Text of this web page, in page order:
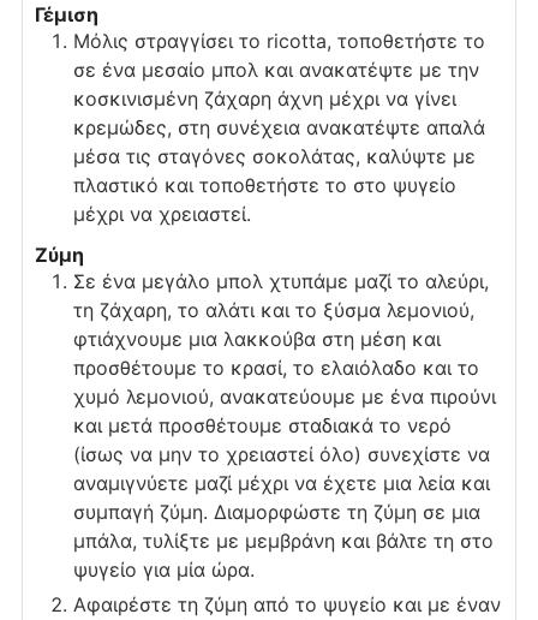
Γέμιση
Μόλις στραγγίσει το ricotta, τοποθετήστε το
σε ένα μεσαίο μπολ και ανακατέψτε με την
κοσκινισμένη ζάχαρη άχνη μέχρι να γίνει
κρεμώδες, στη συνέχεια ανακατέψτε απαλά
μέσα τις σταγόνες σοκολάτας, καλύψτε με
πλαστικό και τοποθετήστε το στο ψυγείο
μέχρι να χρειαστεί.
Ζύμη
Σε ένα μεγάλο μπολ χτυπάμε μαζί το αλεύρι,
τη ζάχαρη, το αλάτι και το ξύσμα λεμονιού,
φτιάχνουμε μια λακκούβα στη μέση και
προσθέτουμε το κρασί, το ελαιόλαδο και το
χυμό λεμονιού, ανακατεύουμε με ένα πιρούνι
και μετά προσθέτουμε σταδιακά το νερό
(ίσως να μην το χρειαστεί όλο) συνεχίστε να
αναμιγνύετε μαζί μέχρι να έχετε μια λεία και
συμπαγή ζύμη. Διαμορφώστε τη ζύμη σε μια
μπάλα, τυλίξτε με μεμβράνη και βάλτε τη στο
ψυγείο για μία ώρα.
Αφαιρέστε τη ζύμη από το ψυγείο και με έναν